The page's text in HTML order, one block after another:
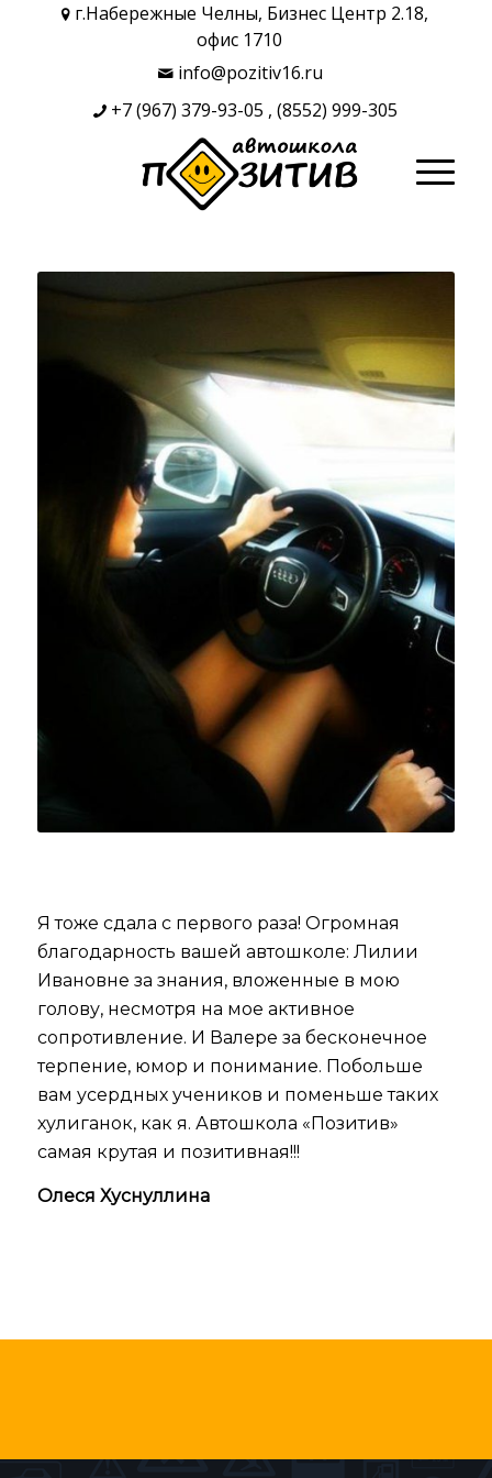
г.Набережные Челны, Бизнес Центр 2.18,
офис 1710
info@pozitiv16.ru
+7 (967) 379-93-05 ,(8552) 999-305
Я тоже сдала с первого раза! Огромная
благодарность вашей автошколе: Лилии
Ивановне за знания, вложенные в мою
голову, несмотря на мое активное
сопротивление. И Валере за бесконечное
терпение, юмор и понимание. Побольше
вам усердных учеников и поменьше таких
хулиганок, как я. Автошкола «Позитив»
самая крутая и позитивная!!!
Олеся Хуснуллина